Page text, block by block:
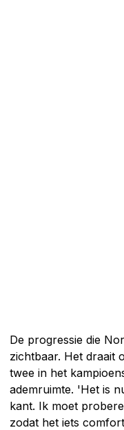
De progressie die
zichtbaar. Het draait
twee in het
ademruimte. 'Het is
kant. Ik moet
zodat het iets